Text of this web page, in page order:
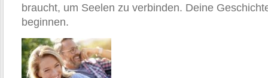
braucht, um Seelen zu verbinden. Deine
beginnen.